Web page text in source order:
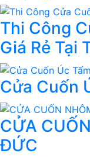
Thi Công
Giá Rẻ Tại
Cửa Cuốn
CỬA
ĐỨC